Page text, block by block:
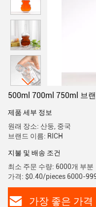
500ml 700ml 750ml 브
제품 세부 정보
원래 장소: 산둥, 중국
브랜드 이름: RICH
지불 및 배송 조건
최소 주문 수량: 6000개 부분
가격: $0.40/pieces 6000-
가장 좋은 가격